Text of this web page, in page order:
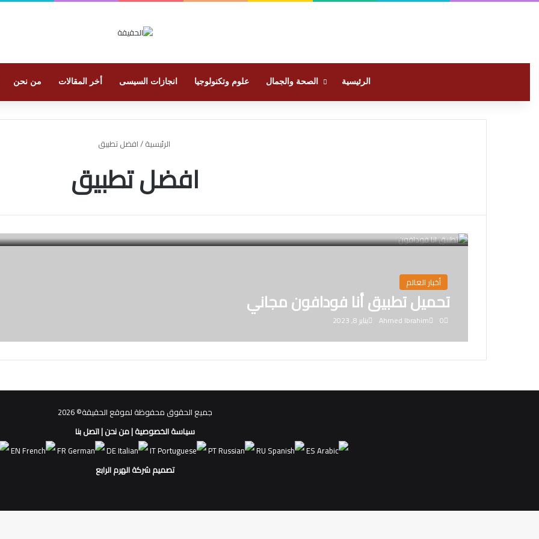
الرئيسية الصحة والجمال علوم وتكنولوجيا انجازات السيسى أخر المقالات من نحن
الرئيسية/افضل تطبيق
افضل تطبيق
أخبار العالم
تحميل تطبيق أنا فودافون مجاني
Ahmed Ibrahim يناير 8, 2023 0
جميع الحقوق محفوظة لموقع الحقيقة© 2026
سياسة الخصوصية|من نحن|اتصل بنا
EN FR DE IT PT RU
ES
تصميم شركة الهرم الرابع